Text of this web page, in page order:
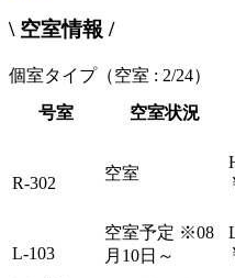
\ 空室情報 /
個室タイプ（空室 : 2/24）
号室
空室状況
R-302
空室
L-103
空室予定 ※08
月10日～